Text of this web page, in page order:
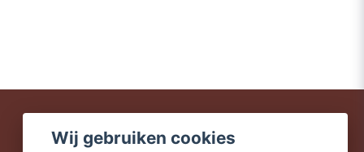
Wij gebruiken cookies